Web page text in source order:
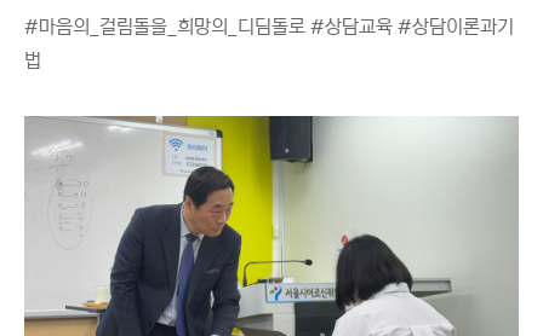
#마음의_걸림돌을_희망의_디딤돌로 #상담교육 #상담이론과기
법